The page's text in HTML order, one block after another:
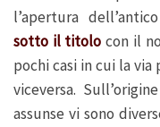
l’apertura
sotto il titolo con il
pochi casi in cui la
viceversa.
assunse vi sono